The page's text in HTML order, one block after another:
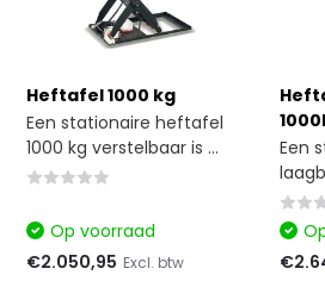
Heftafel 1000 kg
Een stationaire heftafel
1000 kg verstelbaar is ...
Op voorraad
€2.050,95 Excl. btw
Een